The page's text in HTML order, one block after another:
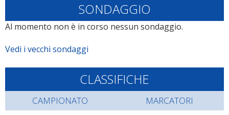
SONDAGGIO
Al momento non è in corso nessun sondaggio.
Vedi i vecchi sondaggi
CLASSIFICHE
CAMPIONATO MARCATORI